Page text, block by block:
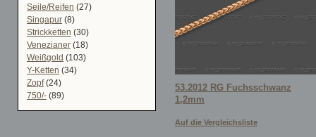
53.2012 RG Fuchsschwanz
1,2mm
Auf die Vergleichsliste
Seile/Reifen (27)
Singapur (8)
Strickketten (30)
Venezianer (18)
Weißgold (103)
Y-Ketten (34)
Zopf(24)
750/- (89)